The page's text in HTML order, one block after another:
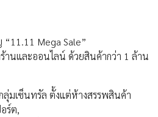
Mega Sale”
นและออนไลน์ ด้วยสินค้ากว่า 1 ล้าน
ลุ่มเซ็นทรัล ตั้งแต่ห้างสรรพสินค้า
ร์ต,